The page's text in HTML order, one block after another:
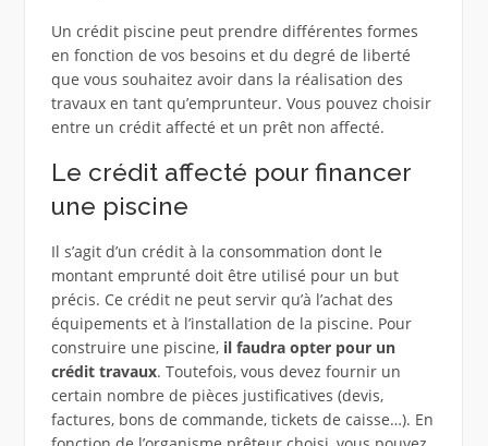
Un crédit piscine peut prendre différentes formes
en fonction de vos besoins et du degré de liberté
que vous souhaitez avoir dans la réalisation des
travaux en tant qu’emprunteur. Vous pouvez choisir
entre un crédit affecté et un prêt non affecté.
Le crédit affecté pour financer
une piscine
Il s’agit d’un crédit à la consommation dont le
montant emprunté doit être utilisé pour un but
précis. Ce crédit ne peut servir qu’à l’achat des
équipements et à l’installation de la piscine. Pour
construire une piscine, il faudra opter pour un
crédit travaux. Toutefois, vous devez fournir un
certain nombre de pièces justificatives (devis,
factures, bons de commande, tickets de caisse…). En